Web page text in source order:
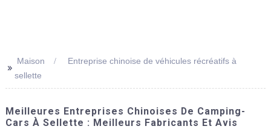
>>
Maison
Entreprise chinoise de véhicules récréatifs à
sellette
Meilleures Entreprises Chinoises De Camping-
Cars À Sellette : Meilleurs Fabricants Et Avis